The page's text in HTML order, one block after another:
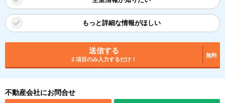
もっと詳細な情報がほしい
送信する
2 項目のみ入力するだけ！
無料
不動産会社にお問合せ